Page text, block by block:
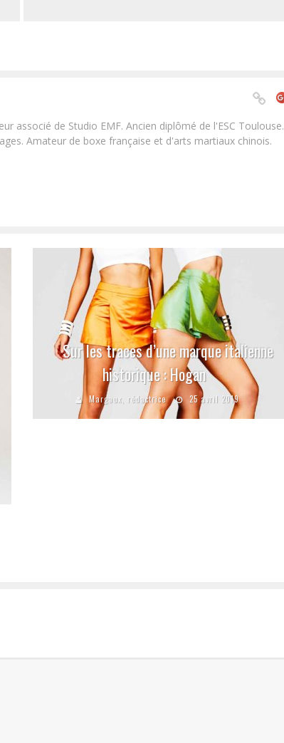
associé de Studio EMF. Ancien diplômé de l'ESC Toulouse.
Amateur de boxe française et d'arts martiaux chinois.
Sur les traces d’une marque italienne
historique : Hogan
Margaux, rédactrice 25 avril 2019